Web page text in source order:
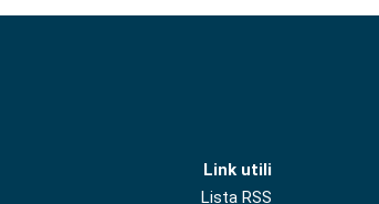
Link utili
Lista RSS